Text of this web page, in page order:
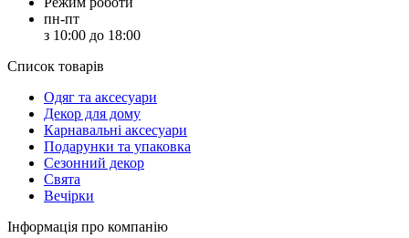
пн-пт
з 10:00 до 18:00
Список товарів
Oдяг та аксесуари
Декор для дому
Карнавальні аксесуари
Подарунки та упаковка
Сезонний декор
Свята
Вечірки
Інформація про компанію